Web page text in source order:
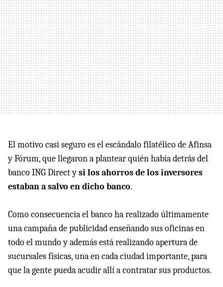
El motivo casi seguro es el escándalo filatélico de Afinsa
y Fórum, que llegaron a plantear quién había detrás del
banco ING Direct ysi los ahorros de los inversores
estaban a salvo en dicho banco.
Como consecuencia el banco ha realizado últimamente
una campaña de publicidad enseñando sus oficinas en
todo el mundo y además está realizando apertura de
sucursales físicas, una en cada ciudad importante, para
que la gente pueda acudir allí a contratar sus productos.